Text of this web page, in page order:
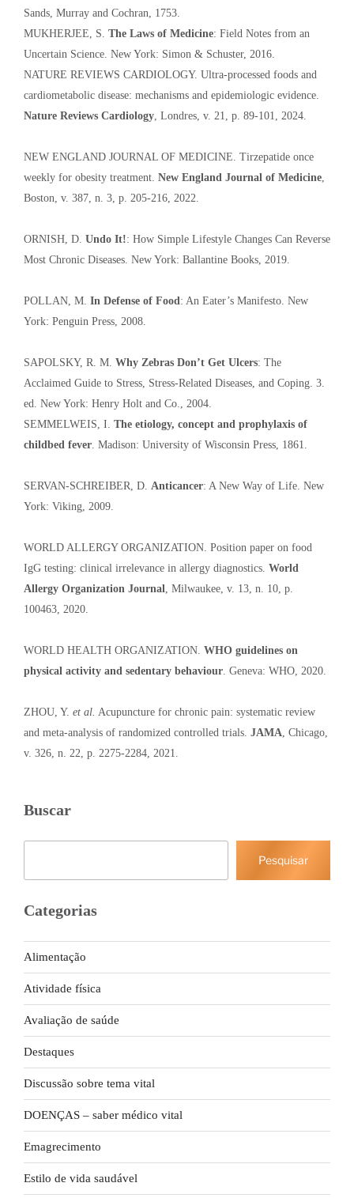
Sands, Murray and Cochran, 1753.
MUKHERJEE, S. The Laws of Medicine: Field Notes from an
Uncertain Science. New York: Simon & Schuster, 2016.
NATURE REVIEWS CARDIOLOGY. Ultra-processed foods and
cardiometabolic disease: mechanisms and epidemiologic evidence.
Nature Reviews Cardiology, Londres, v. 21, p. 89-101, 2024.
NEW ENGLAND JOURNAL OF MEDICINE. Tirzepatide once
weekly for obesity treatment. New England Journal of Medicine,
Boston, v. 387, n. 3, p. 205-216, 2022.
ORNISH, D. Undo It!: How Simple Lifestyle Changes Can Reverse
Most Chronic Diseases. New York: Ballantine Books, 2019.
POLLAN, M. In Defense of Food: An Eater’s Manifesto. New
York: Penguin Press, 2008.
SAPOLSKY, R. M. Why Zebras Don’t Get Ulcers: The
Acclaimed Guide to Stress, Stress-Related Diseases, and Coping. 3.
ed. New York: Henry Holt and Co., 2004.
SEMMELWEIS, I. The etiology, concept and prophylaxis of
childbed fever. Madison: University of Wisconsin Press, 1861.
SERVAN-SCHREIBER, D. Anticancer: A New Way of Life. New
York: Viking, 2009.
WORLD ALLERGY ORGANIZATION. Position paper on food
IgG testing: clinical irrelevance in allergy diagnostics. World
Allergy Organization Journal, Milwaukee, v. 13, n. 10, p.
100463, 2020.
WORLD HEALTH ORGANIZATION. WHO guidelines on
physical activity and sedentary behaviour. Geneva: WHO, 2020.
ZHOU, Y. et al. Acupuncture for chronic pain: systematic review
and meta-analysis of randomized controlled trials. JAMA, Chicago,
v. 326, n. 22, p. 2275-2284, 2021.
Buscar
Pesquisar
Categorias
Alimentação
Atividade física
Avaliação de saúde
Destaques
Discussão sobre tema vital
DOENÇAS – saber médico vital
Emagrecimento
Estilo de vida saudável